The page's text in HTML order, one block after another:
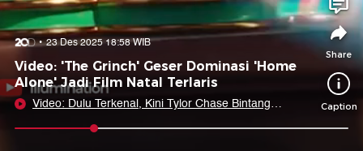
Share
Caption
23 Des 2025 18:58 WIB
Video: 'The Grinch' Geser Dominasi 'Home
Alone' Jadi Film Natal Terlaris
Video: Dulu Terkenal, Kini Tylor Chase Bintang
Copy Link Copy Embed
Copy Embed &